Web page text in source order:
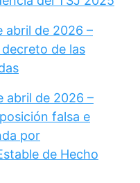
abril de 2026 –
de las
abril de 2026 –
falsa e
por
de Hecho